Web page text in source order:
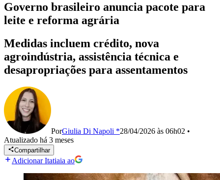
Governo brasileiro anuncia pacote para
leite e reforma agrária
Medidas incluem crédito, nova
agroindústria, assistência técnica e
desapropriações para assentamentos
PorGiulia Di Napoli *28/04/2026 às 06h02 •
Atualizado há 3 meses
Compartilhar
Adicionar Itatiaia ao